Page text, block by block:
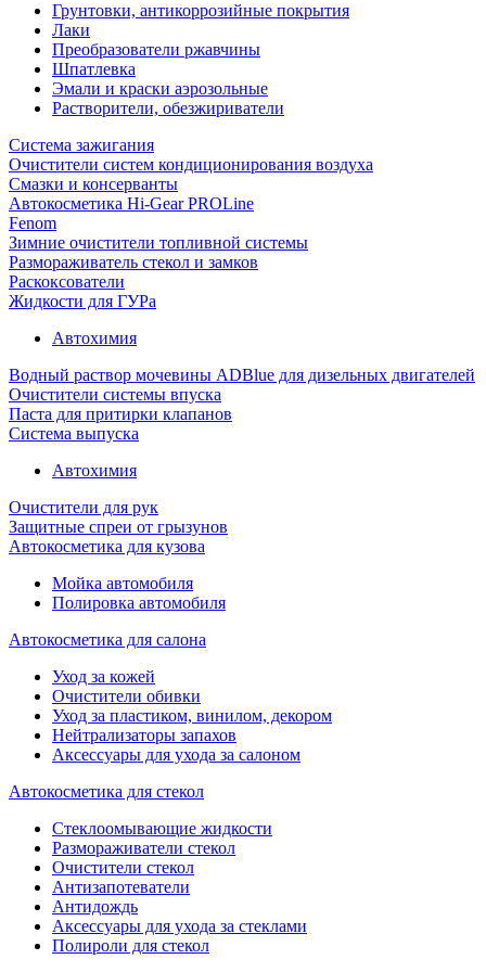
Грунтовки, антикоррозийные покрытия
Лаки
Преобразователи ржавчины
Шпатлевка
Эмали и краски аэрозольные
Растворители, обезжириватели
Система зажигания
Очистители систем кондиционирования воздуха
Смазки и консерванты
Автокосметика Hi-Gear PROLine
Fenom
Зимние очистители топливной системы
Размораживатель стекол и замков
Раскоксователи
Жидкости для ГУРа
Автохимия
Водный раствор мочевины ADBlue для дизельных двигателей
Очистители системы впуска
Паста для притирки клапанов
Система выпуска
Автохимия
Очистители для рук
Защитные спреи от грызунов
Автокосметика для кузова
Мойка автомобиля
Полировка автомобиля
Автокосметика для салона
Уход за кожей
Очистители обивки
Уход за пластиком, винилом, декором
Нейтрализаторы запахов
Аксессуары для ухода за салоном
Автокосметика для стекол
Стеклоомывающие жидкости
Размораживатели стекол
Очистители стекол
Антизапотеватели
Антидождь
Аксессуары для ухода за стеклами
Полироли для стекол